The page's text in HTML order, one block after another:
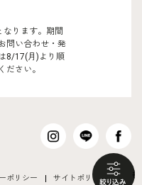
ります。期間
問い合わせ・発
8/17(月)より順
ださい。
ポリシー サイトポリシー